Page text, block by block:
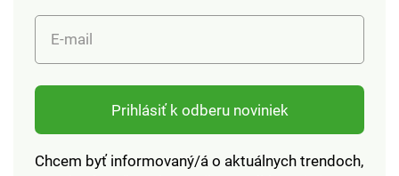
E-mail
Prihlásiť k odberu noviniek
Chcem byť informovaný/á o aktuálnych trendoch,